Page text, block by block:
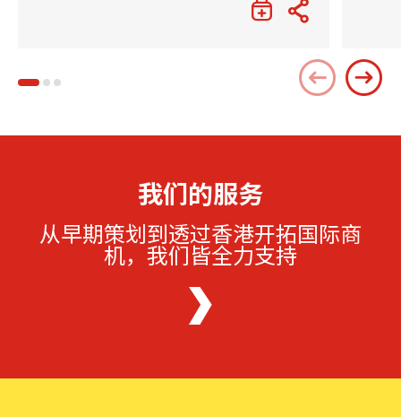
我们的服务
从早期策划到透过香港开拓国际商
机，我们皆全力支持